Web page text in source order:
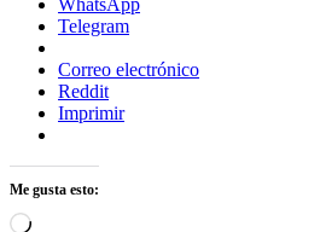
Telegram
Correo electrónico
Reddit
Imprimir
Me gusta esto:
Cargando...